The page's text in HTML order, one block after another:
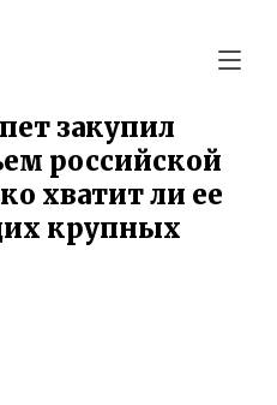
закупил
российской
хватит ли ее
крупных